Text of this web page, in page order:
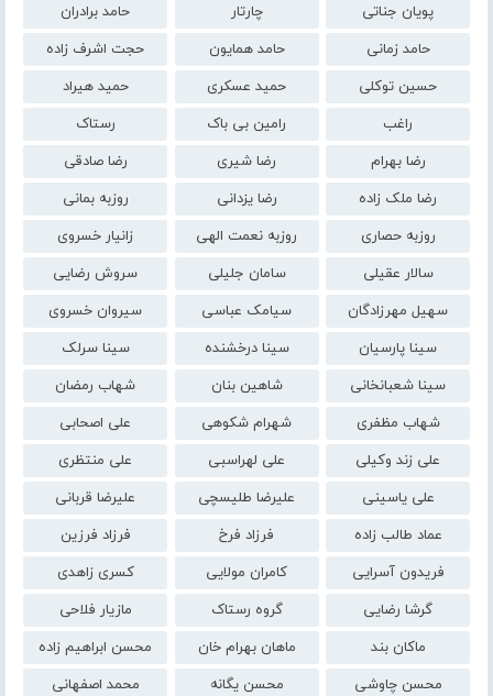
پویان جناتی
چارتار
حامد برادران
حامد زمانی
حامد همایون
حجت اشرف زاده
حسین توکلی
حمید عسکری
حمید هیراد
راغب
رامین بی باک
رستاک
رضا بهرام
رضا شیری
رضا صادقی
رضا ملک زاده
رضا یزدانی
روزبه بمانی
روزبه حصاری
روزبه نعمت الهی
زانیار خسروی
سالار عقیلی
سامان جلیلی
سروش رضایی
سهیل مهرزادگان
سیامک عباسی
سیروان خسروی
سینا پارسیان
سینا درخشنده
سینا سرلک
سینا شعبانخانی
شاهین بنان
شهاب رمضان
شهاب مظفری
شهرام شکوهی
علی اصحابی
علی زند وکیلی
علی لهراسبی
علی منتظری
علی یاسینی
علیرضا طلیسچی
علیرضا قربانی
عماد طالب زاده
فرزاد فرخ
فرزاد فرزین
فریدون آسرایی
کامران مولایی
کسری زاهدی
گرشا رضایی
گروه رستاک
مازیار فلاحی
ماکان بند
ماهان بهرام خان
محسن ابراهیم زاده
محسن چاوشی
محسن یگانه
محمد اصفهانی